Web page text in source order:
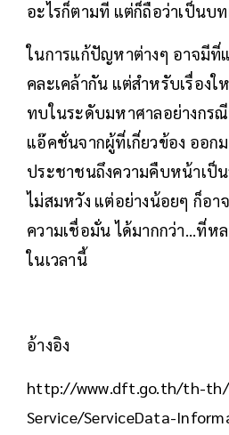
อะไรก็ตามที แต่ก็ถือว่าเป็นบ
ในการแก้ปัญหาต่างๆ อาจมีที่
คละเคล้ากัน แต่สำหรับเรื่องใ
ทบในระดับมหาศาลอย่างกร
แอ๊คชั่นจากผู้ที่เกี่ยวข้อง ออก
ประชาชนถึงความคืบหน้าเป็
ไม่สมหวัง แต่อย่างน้อยๆ ก็อา
ความเชื่อมั่น ได้มากกว่า...ที่ห
ในเวลานี้
อ้างอิง
http://www.dft.go.th/th-th/
Service/ServiceData-